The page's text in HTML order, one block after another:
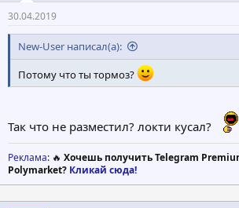
30.04.2019
New-User написал(а):
Потому что ты тормоз?
Так что не разместил? локти кусал?
Реклама: 🔥 Хочешь получить Telegram
Polymarket? Кликай сюда!